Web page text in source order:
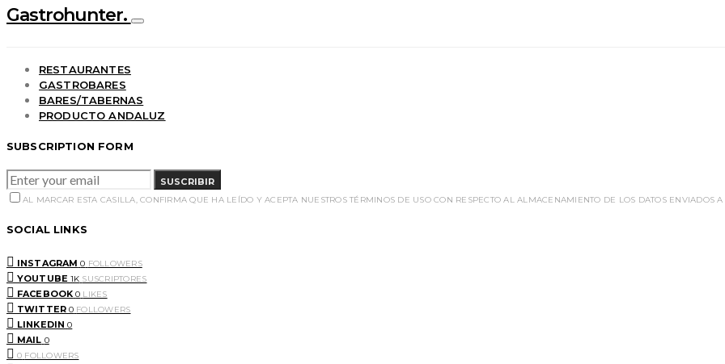
Gastrohunter.
RESTAURANTES
GASTROBARES
BARES/TABERNAS
PRODUCTO ANDALUZ
SUBSCRIPTION FORM
SUSCRIBIR
AL MARCAR ESTA CASILLA, CONFIRMA QUE HA LEÍDO Y ACEPTA NUESTROS TÉRMINOS DE USO CON RESPECTO AL ALMACENAMIENTO DE LOS DATOS ENVIADOS
SOCIAL LINKS
INSTAGRAM 0 FOLLOWERS
YOUTUBE 1K SUSCRIPTORES
FACEBOOK 0 LIKES
TWITTER 0 FOLLOWERS
LINKEDIN 0
MAIL 0
0 FOLLOWERS